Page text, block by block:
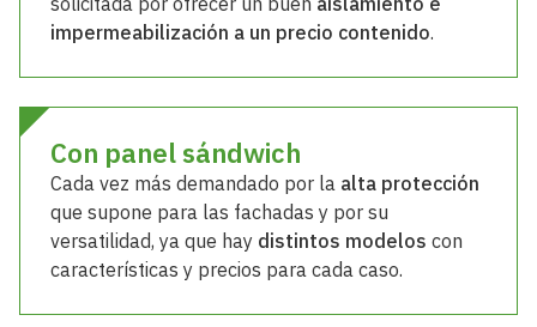
solicitada por ofrecer un buen aislamiento e
impermeabilización a un precio contenido.
Con panel sándwich
Cada vez más demandado por la alta protección
que supone para las fachadas y por su
versatilidad, ya que hay distintos modelos con
características y precios para cada caso.